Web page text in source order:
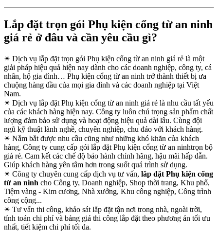
Lắp đặt trọn gói Phụ kiện cổng từ an ninh
giá rẻ ở đâu và cần yêu cầu gì?
✴ Dịch vụ lắp đặt trọn gói Phụ kiện cổng từ an ninh giá rẻ là một
giải pháp hiệu quả hiện nay dành cho các doanh nghiệp, công ty, cá
nhân, hộ gia đình… Phụ kiện cổng từ an ninh trở thành thiết bị ưa
chuộng hàng đầu của mọi gia đình và các doanh nghiệp tại Việt
Nam.
✴ Dịch vụ lắp đặt Phụ kiện cổng từ an ninh giá rẻ là nhu cầu tất yếu
của các khách hàng hiện nay. Công ty luôn chú trọng sản phẩm chất
lượng đảm bảo sử dụng và hoạt động hiệu quả dài lâu. Cùng đội
ngũ kỹ thuật lành nghề, chuyên nghiệp, chu đáo với khách hàng.
✴ Nắm bắt được nhu cầu cũng như những khó khăn của khách
hàng, Công ty cung cấp gói lắp đặt Phụ kiện cổng từ an ninhtrọn bộ
giá rẻ. Cam kết các chế độ bảo hành chính hãng, hậu mãi hấp dẫn.
Giúp khách hàng yên tâm hơn trong suốt quá trình sử dụng.
✴ Công ty chuyên cung cấp dịch vụ tư vấn, lắp đặt Phụ kiện cổng
từ an ninh cho Công ty, Doanh nghiệp, Shop thời trang, Khu phố,
Tiệm vàng - Kim cương, Nhà xưởng, Khu công nghiệp, Công trình
công cộng...
✴ Tư vấn thi công, khảo sát lắp đặt tận nơi trong nhà, ngoài trời,
tính toán chi phí và bảng giá thi công lắp đặt theo phương án tối ưu
nhất, tiết kiệm chi phí tối đa.